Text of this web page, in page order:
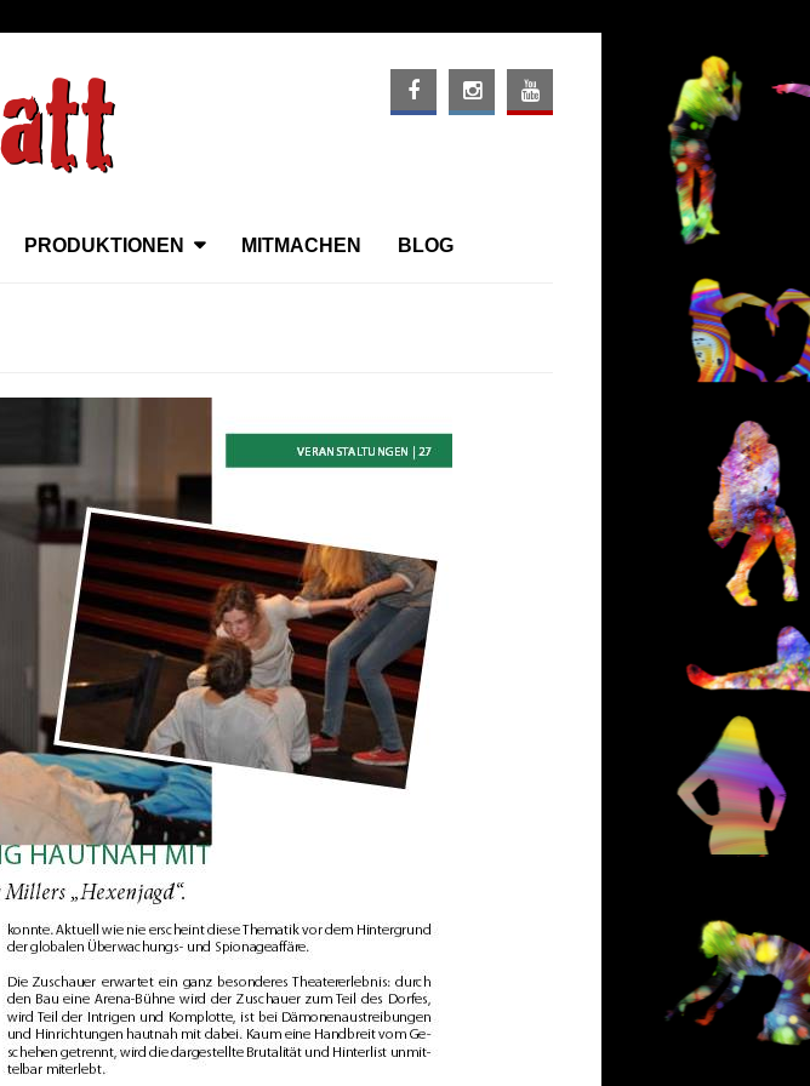
PRODUKTIONEN MITMACHEN BLOG